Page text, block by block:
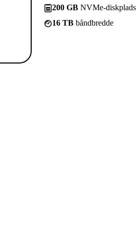
200 GB NVMe-diskplads
16 TB båndbredde